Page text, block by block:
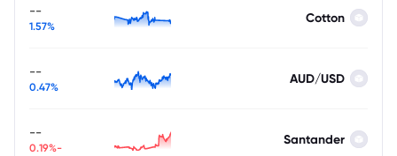
Cotton
--
1.57%
AUD/USD
--
0.47%
Santander
--
-0.19%